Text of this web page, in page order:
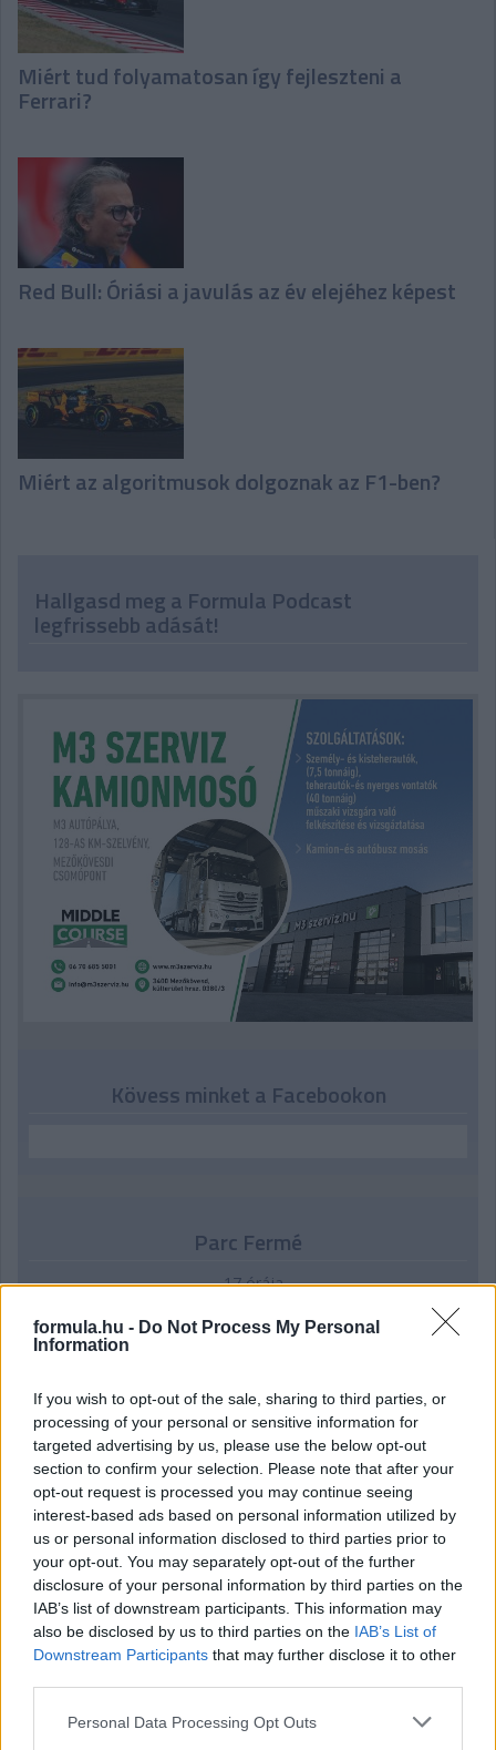
formula.hu - Do Not Process My Personal
Information
If you wish to opt-out of the sale, sharing to third parties, or
processing of your personal or sensitive information for
targeted advertising by us, please use the below opt-out
section to confirm your selection. Please note that after your
opt-out request is processed you may continue seeing
interest-based ads based on personal information utilized by
us or personal information disclosed to third parties prior to
your opt-out. You may separately opt-out of the further
disclosure of your personal information by third parties on the
IAB’s list of downstream participants. This information may
also be disclosed by us to third parties on the IAB’s List of
Downstream Participants that may further disclose it to other
Please note that this website/app uses one or more Google
Personal Data Processing Opt Outs
Miért tud folyamatosan így fejleszteni a
Ferrari?
Red Bull: Óriási a javulás az év elejéhez képest
Miért az algoritmusok dolgoznak az F1-ben?
Hallgasd meg a Formula Podcast
legfrissebb adását!
Kövess minket a Facebookon
Parc Fermé
17 órája
Montoya szerint Antonelli kedvessége sem segít
Hakkinen megtartaná a Norris-Piastri párost a